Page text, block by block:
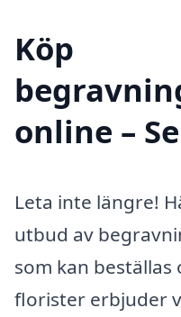
Köp
online –
Leta inte längre!
utbud av
som kan beställas
florister erbjuder